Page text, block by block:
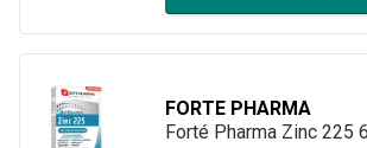
FORTE PHARMA
Forté Pharma Zinc 225